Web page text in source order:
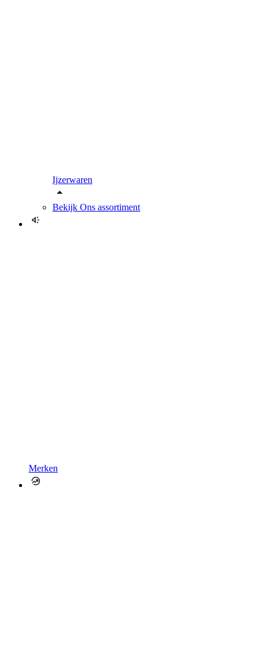
Ijzerwaren
Bekijk Ons assortiment
Merken